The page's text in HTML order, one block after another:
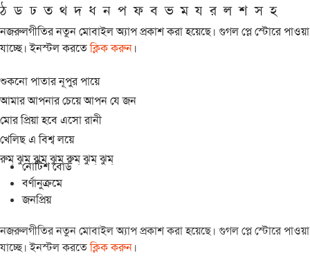
ঠ ড ঢ ত থ দ ধ ন প ফ ব ভ ম য র ল শ স হ
নজরুলগীতির নতুন মোবাইল অ্যাপ প্রকাশ করা হয়েছে। গুগল প্লে স্টোরে পাওয়া
যাচ্ছে। ইনস্টল করতেক্লিক করুন।
শুকনো পাতার নূপুর পায়ে
আমার আপনার চেয়ে আপন যে জন
মোর প্রিয়া হবে এসো রানী
খেলিছ এ বিশ্ব লয়ে
রুম্ ঝুম্ ঝুম্ ঝুম্ রুম্ ঝুম্ ঝুম্
নোটিশ বোর্ড
বর্ণানুক্রমে
জনপ্রিয়
নজরুলগীতির নতুন মোবাইল অ্যাপ প্রকাশ করা হয়েছে। গুগল প্লে স্টোরে পাওয়া
যাচ্ছে। ইনস্টল করতেক্লিক করুন।